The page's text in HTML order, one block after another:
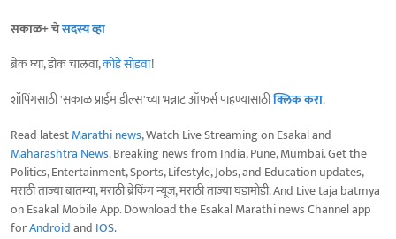
सकाळ+ चेसदस्य व्हा
ब्रेक घ्या, डोकं चालवा,कोडे सोडवा!
शॉपिंगसाठी 'सकाळ प्राईम डील्स'च्या भन्नाट ऑफर्स पाहण्यासाठीक्लिक करा.
Read latestMarathi news, Watch Live Streaming on Esakal and
Maharashtra News. Breaking news from India, Pune, Mumbai. Get the
Politics, Entertainment, Sports, Lifestyle, Jobs, and Education updates,
मराठी ताज्या बातम्या, मराठी ब्रेकिंग न्यूज, मराठी ताज्या घडामोडी. And Live taja batmya
on Esakal Mobile App. Download the Esakal Marathi news Channel app
forAndroidand IOS.